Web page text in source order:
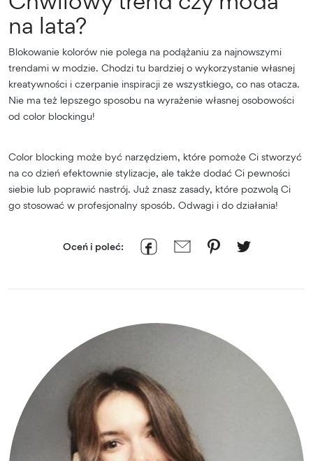
na lata?
Blokowanie kolorów nie polega na podążaniu za najnowszymi
trendami w modzie. Chodzi tu bardziej o wykorzystanie własnej
kreatywności i czerpanie inspiracji ze wszystkiego, co nas otacza.
Nie ma też lepszego sposobu na wyrażenie własnej osobowości
od color blockingu!
Color blocking może być narzędziem, które pomoże Ci stworzyć
na co dzień efektownie stylizacje, ale także dodać Ci pewności
siebie lub poprawić nastrój. Już znasz zasady, które pozwolą Ci
go stosować w profesjonalny sposób. Odwagi i do działania!
Oceń i poleć: